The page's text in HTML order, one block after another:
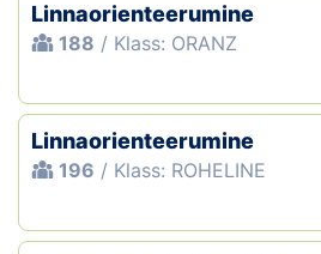
Linnaorienteerumine
188 / Klass: ORANZ
Linnaorienteerumine
196 / Klass: ROHELINE